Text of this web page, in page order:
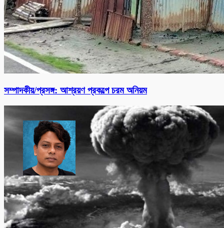
সম্পাদকীয়/প্রসঙ্গ: আশ্রয়ণ প্রকল্পে চরম অনিয়ম